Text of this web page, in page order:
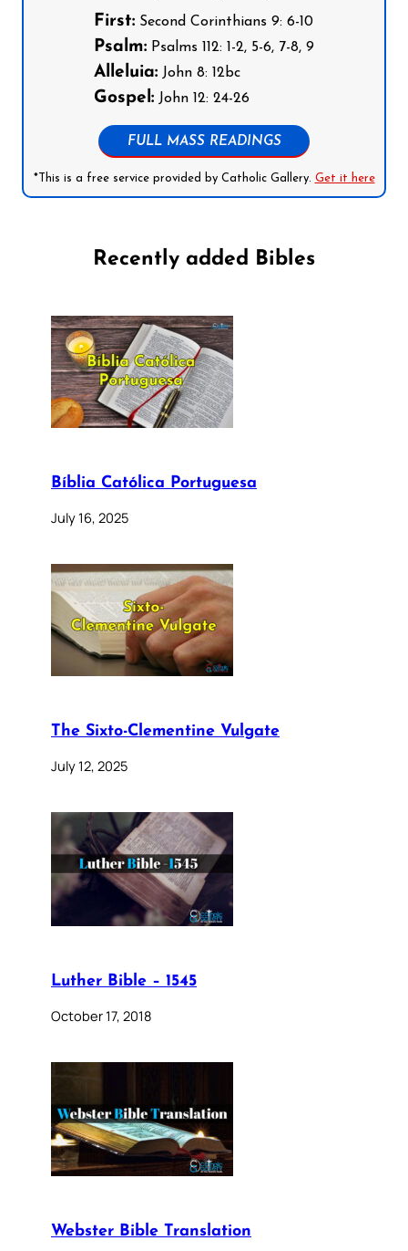
First: Second Corinthians 9: 6-10
Psalm: Psalms 112: 1-2, 5-6, 7-8, 9
Alleluia: John 8: 12bc
Gospel: John 12: 24-26
FULL MASS READINGS
*This is a free service provided by Catholic Gallery. Get it here
Recently added Bibles
Bíblia Católica Portuguesa
July 16, 2025
The Sixto-Clementine Vulgate
July 12, 2025
Luther Bible – 1545
October 17, 2018
Webster Bible Translation